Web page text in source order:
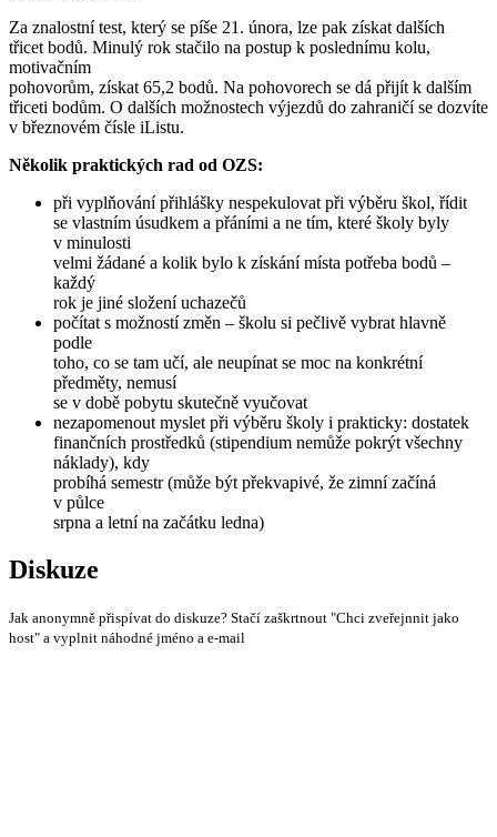
Za znalostní test, který se píše 21. února, lze pak získat dalších
třicet bodů. Minulý rok stačilo na postup k poslednímu kolu,
motivačním
pohovorům, získat 65,2 bodů. Na pohovorech se dá přijít k dalším
třiceti bodům. O dalších možnostech výjezdů do zahraničí se dozvíte
v březnovém čísle iListu.
Několik praktických rad od OZS:
při vyplňování přihlášky nes­pekulovat při výběru škol, řídit
se vlastním úsudkem a přáními a ne tím, které školy byly
v minulosti
velmi žádané a kolik bylo k získání místa potřeba bodů –
každý
rok je jiné složení uchazečů
počítat s možností změn – školu si pečlivě vybrat hlavně
podle
toho, co se tam učí, ale neupínat se moc na konkrétní
předměty, nemusí
se v době pobytu skutečně vyučovat
nezapomenout myslet při výběru školy i prakticky: dostatek
finančních prostředků (stipendium nemůže pokrýt všechny
náklady), kdy
probíhá semestr (může být překvapivé, že zimní začíná
v půlce
srpna a letní na začátku ledna)
Diskuze
Jak anonymně přispívat do diskuze? Stačí zaškrtnout "Chci zveřejnnit jako
host" a vyplnit náhodné jméno a e-mail